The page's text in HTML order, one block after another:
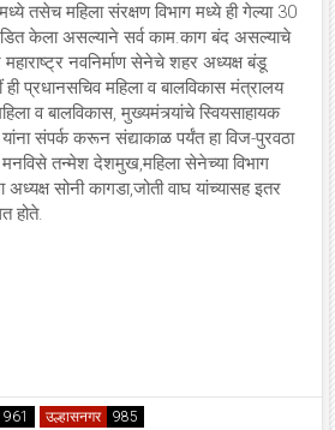
तसेच महिला संरक्षण विभाग मध्ये ही गेल्या 30
केला असल्याने सर्व काम.काग बंद असल्याचे
नवनिर्माण सेनेचे शहर अध्यक्ष बंडू
प्रधानसचिव महिला व बालविकास मंत्रालय
व बालविकास, मुख्यमंत्र्यांचे स्वियसाहायक
संपर्क करून संद्याकाळ पर्यंत हा विज-पुरवठा
तन्मेश देशमुख,महिला सेनेच्या विभाग
सोनी कागडा,जोती वाघ यांच्यासह इतर
होते.
उल्हासनगर